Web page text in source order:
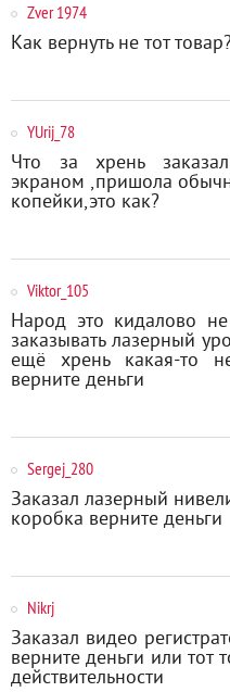
Zver 1974
Как вернуть не тот
YUrij_78
Что за хрень
экраном ,пришола
копейки,это как?
Viktor_105
Народ это кидалово
заказывать лазерный
ещё хрень какая-то
верните деньги
Sergej_280
Заказал лазерный
коробка верните деньги
Nikrj
Заказал видео
верните деньги или тот
действительности